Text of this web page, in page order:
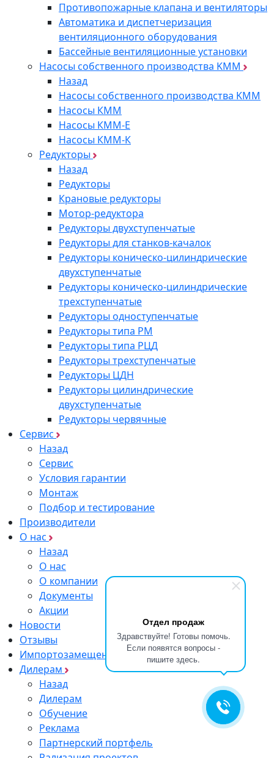
Отдел продаж
Здравствуйте! Готовы помочь.
Если появятся вопросы -
пишите здесь.
Противопожарные клапана и вентиляторы
Автоматика и диспетчеризация
вентиляционного оборудования
Бассейные вентиляционные установки
Насосы собственного производства KMM
Назад
Насосы собственного производства KMM
Насосы КММ
Насосы КММ-Е
Насосы КММ-К
Редукторы
Назад
Редукторы
Крановые редукторы
Мотор-редуктора
Редукторы двухступенчатые
Редукторы для станков-качалок
Редукторы коническо-цилиндрические
двухступенчатые
Редукторы коническо-цилиндрические
трехступенчатые
Редукторы одноступенчатые
Редукторы типа РМ
Редукторы типа РЦД
Редукторы трехступенчатые
Редукторы ЦДН
Редукторы цилиндрические
двухступенчатые
Редукторы червячные
Сервис
Назад
Сервис
Условия гарантии
Монтаж
Подбор и тестирование
Производители
О нас
Назад
О нас
О компании
Документы
Акции
Новости
Отзывы
Импортозамещение
Дилерам
Назад
Дилерам
Обучение
Реклама
Партнерский портфель